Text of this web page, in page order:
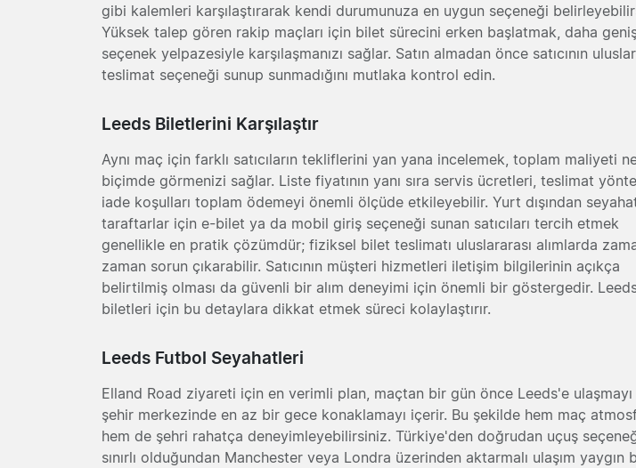
gibi kalemleri karşılaştırarak kendi durumunuza en uygun seçeneği
Yüksek talep gören rakip maçları için bilet sürecini erken başlatmak, daha
seçenek yelpazesiyle karşılaşmanızı sağlar. Satın almadan önce satıcının
teslimat seçeneği sunup sunmadığını mutlaka kontrol edin.
Leeds Biletlerini Karşılaştır
Aynı maç için farklı satıcıların tekliflerini yan yana incelemek, toplam maliyeti
biçimde görmenizi sağlar. Liste fiyatının yanı sıra servis ücretleri, teslimat
iade koşulları toplam ödemeyi önemli ölçüde etkileyebilir. Yurt dışından
taraftarlar için e-bilet ya da mobil giriş seçeneği sunan satıcıları tercih etmek
genellikle en pratik çözümdür; fiziksel bilet teslimatı uluslararası alımlarda
zaman sorun çıkarabilir. Satıcının müşteri hizmetleri iletişim bilgilerinin açıkça
belirtilmiş olması da güvenli bir alım deneyimi için önemli bir göstergedir.
biletleri için bu detaylara dikkat etmek süreci kolaylaştırır.
Leeds Futbol Seyahatleri
Elland Road ziyareti için en verimli plan, maçtan bir gün önce Leeds'e
şehir merkezinde en az bir gece konaklamayı içerir. Bu şekilde hem maç
hem de şehri rahatça deneyimleyebilirsiniz. Türkiye'den doğrudan uçuş
sınırlı olduğundan Manchester veya Londra üzerinden aktarmalı ulaşım yaygın